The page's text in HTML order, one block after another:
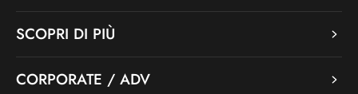
SCOPRI DI PIÙ
CORPORATE / ADV